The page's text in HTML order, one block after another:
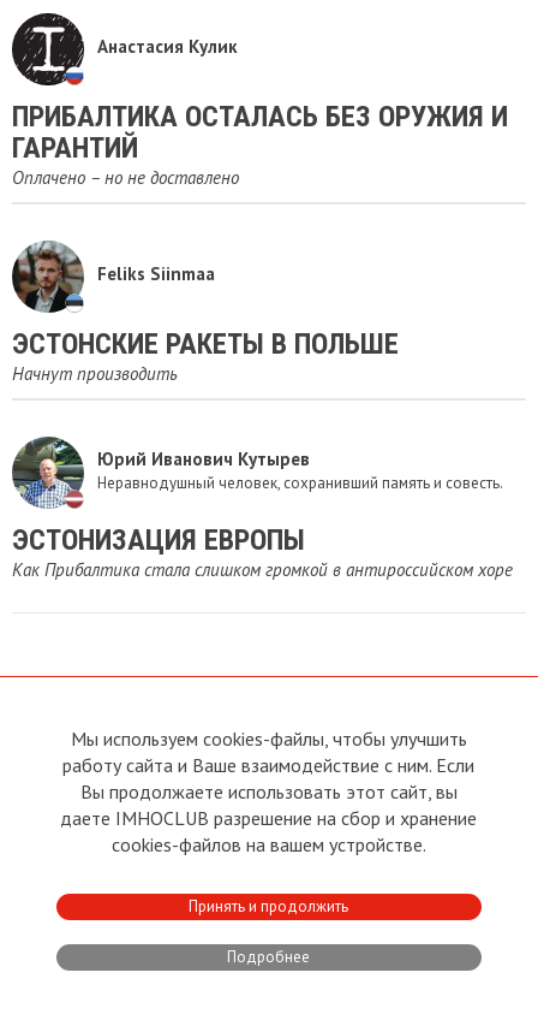
Анастасия Кулик
ПРИБАЛТИКА ОСТАЛАСЬ БЕЗ ОРУЖИЯ И
ГАРАНТИЙ
Оплачено – но не доставлено
Feliks Siinmaa
ЭСТОНСКИЕ РАКЕТЫ В ПОЛЬШЕ
Начнут производить
Юрий Иванович Кутырев
Неравнодушный человек, сохранивший память и совесть.
​ЭСТОНИЗАЦИЯ ЕВРОПЫ
Как Прибалтика стала слишком громкой в антироссийском хоре
О сайте
Условия пользования
Политика конфиденциальности
Прямая связь с
Председателем
Прямая связь c членами клуба
Реклама
Контакты
Developed by:CRA
Club
Мы используем cookies-файлы, чтобы улучшить
работу сайта и Ваше взаимодействие с ним. Если
Вы продолжаете использовать этот сайт, вы
даете IMHOCLUB разрешение на сбор и хранение
cookies-файлов на вашем устройстве.
Принять и продолжить
Подробнее